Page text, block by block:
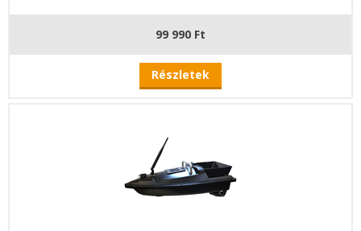
99 990 Ft
Részletek